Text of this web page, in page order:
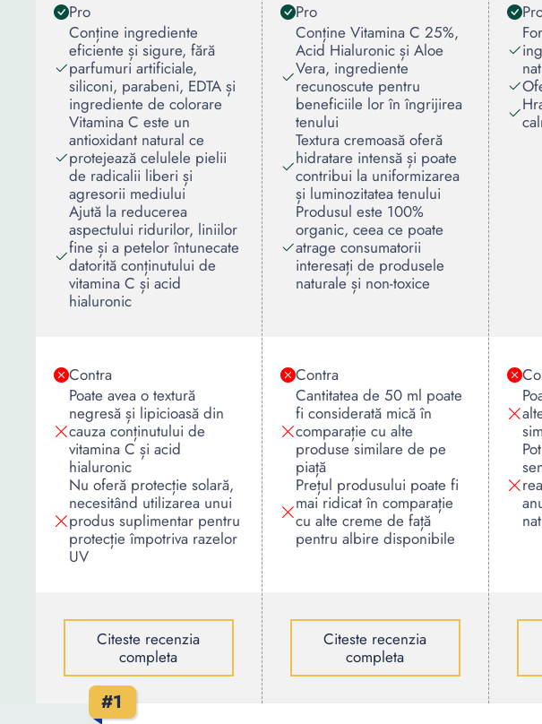
Pro
Conține ingrediente
eficiente și sigure, fără
parfumuri artificiale,
siliconi, parabeni, EDTA și
ingrediente de colorare
Vitamina C este un
antioxidant natural ce
protejează celulele pielii
de radicalii liberi și
agresorii mediului
Ajută la reducerea
aspectului ridurilor, liniilor
fine și a petelor întunecate
datorită conținutului de
vitamina C și acid
hialuronic
Contra
Poate avea o textură
negresă și lipicioasă din
cauza conținutului de
vitamina C și acid
hialuronic
Nu oferă protecție solară,
necesitând utilizarea unui
produs suplimentar pentru
protecție împotriva razelor
UV
Citeste recenzia
completa
Pro
Conține Vitamina C 25%,
Acid Hialuronic și Aloe
Vera, ingrediente
recunoscute pentru
beneficiile lor în îngrijirea
tenului
Textura cremoasă oferă
hidratare intensă și poate
contribui la uniformizarea
și luminozitatea tenului
Produsul este 100%
organic, ceea ce poate
atrage consumatorii
interesați de produsele
naturale și non-toxice
Contra
Cantitatea de 50 ml poate
fi considerată mică în
comparație cu alte
produse similare de pe
piață
Prețul produsului poate fi
mai ridicat în comparație
cu alte creme de față
pentru albire disponibile
Citeste recenzia
completa
#1